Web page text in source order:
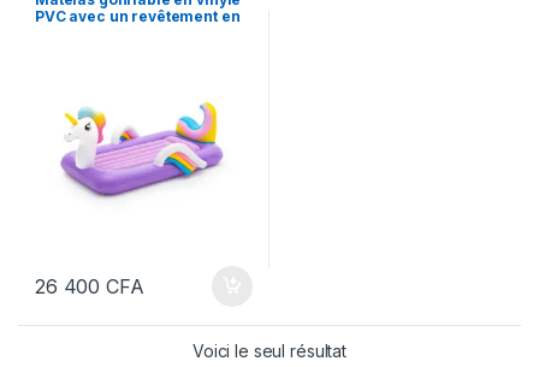
Mobilier de maison
PVC avec un revêtement en
26 400CFA
Voici le seul résultat